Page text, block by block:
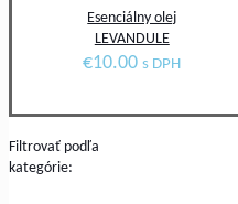
Esenciálny olej
LEVANDULE
€10.00 s DPH
Filtrovať podľa
kategórie: